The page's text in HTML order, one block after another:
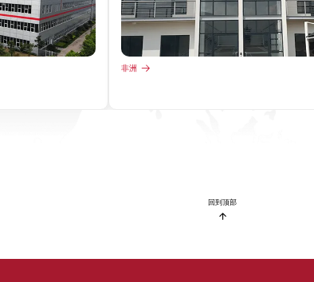
非洲
回到顶部